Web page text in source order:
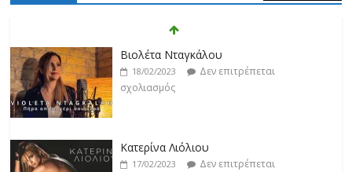
Βιολέτα Νταγκάλου
18/02/2023
Δεν επιτρέπεται
σχολιασμός
Κατερίνα Λιόλιου
17/02/2023
Δεν επιτρέπεται